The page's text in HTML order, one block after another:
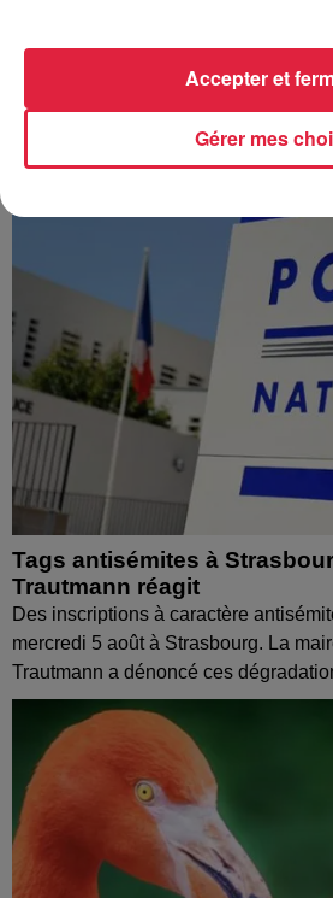
l’eau brune s’écouler de leurs
Tags antisémites à
Trautmann réagit
Des inscriptions à caractère
mercredi 5 août à Strasbourg. La
Trautmann a dénoncé ces
Gérer mes
Accepter et